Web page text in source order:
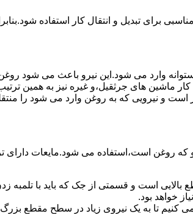
برای تبدیل و انتقال کار استفاده
وارد می شود.این نیرو باعث می شود روغن
ماشین های جرثقیل،و غیره نیز به همین
است و نیرویی که به روغن وارد می شود را
که روغن است،استفاده می شود.مایعات
است و قسمتی از جک که باید با
خواهد بود.
تا به یک نیروی زیاد در سطح مقطع